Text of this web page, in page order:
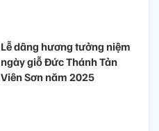
Lễ dâng hương tưởng niệm
ngày giỗ Đức Thánh Tản
Viên Sơn năm 2025